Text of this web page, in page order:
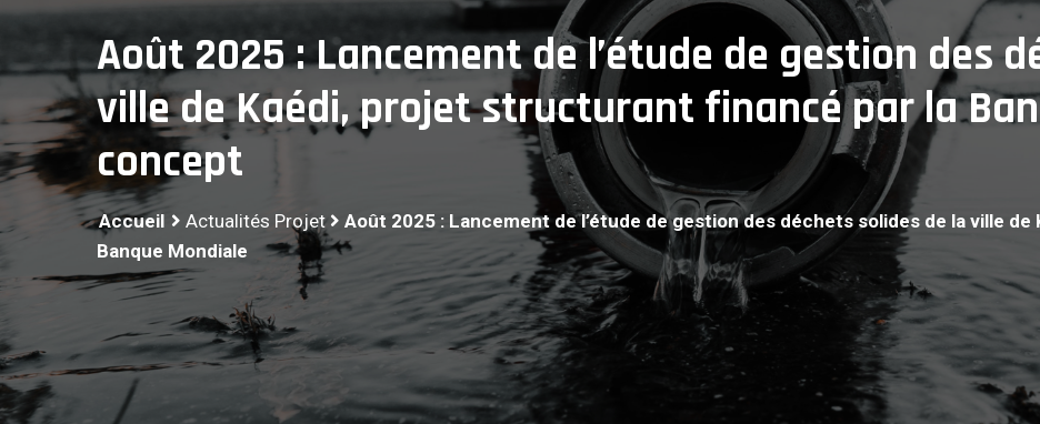
Août 2025 : Lancement de l’étude de gestion des
ville de Kaédi, projet structurant financé par la
concept
Accueil Actualités Projet
Août 2025 : Lancement de l’étude de gestion des déchets solides de la ville
Banque Mondiale